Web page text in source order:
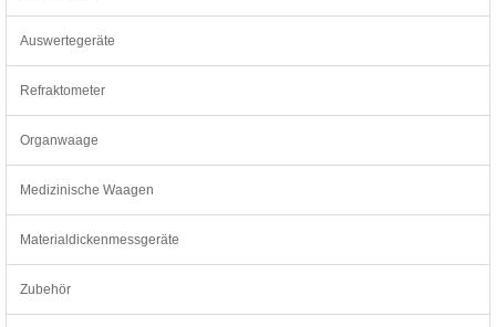
Auswertegeräte
Refraktometer
Organwaage
Medizinische Waagen
Materialdickenmessgeräte
Zubehör